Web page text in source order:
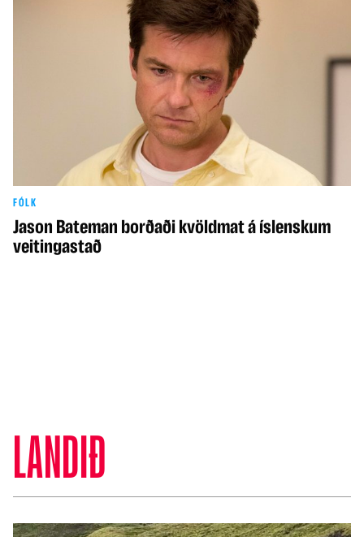
FÓLK
Jason Bateman borðaði kvöldmat á íslenskum
veitingastað
LANDIÐ